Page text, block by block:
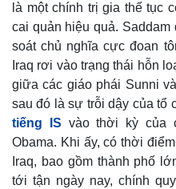
là một chính trị gia thế tục
cai quản hiệu quả. Saddam
soát chủ nghĩa cực đoan
Iraq rơi vào trạng thái hỗn
giữa các giáo phái Sunni
sau đó là sự trỗi dậy của tổ
tiếng IS vào thời kỳ của
Obama. Khi ấy, có thời
Iraq, bao gồm thành phố
tới tận ngày nay, chính